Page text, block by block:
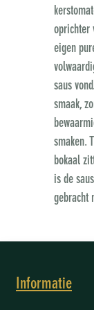
oprichter
eigen
saus
smaak,
smaken.
bokaal
is de
gebracht
Informatie